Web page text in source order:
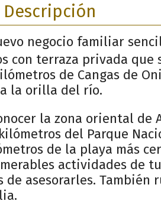
Descripción
negocio familiar
con terraza privada que
de Cangas de
la orilla del río.
la zona oriental de
del Parque
de la playa más
actividades de
de asesorarles. También